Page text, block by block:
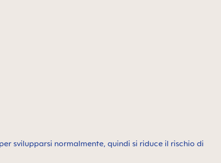
svilupparsi normalmente, quindi si riduce il rischio di